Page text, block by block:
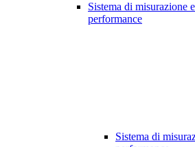
Sistema di misurazione
performance
Sistema di